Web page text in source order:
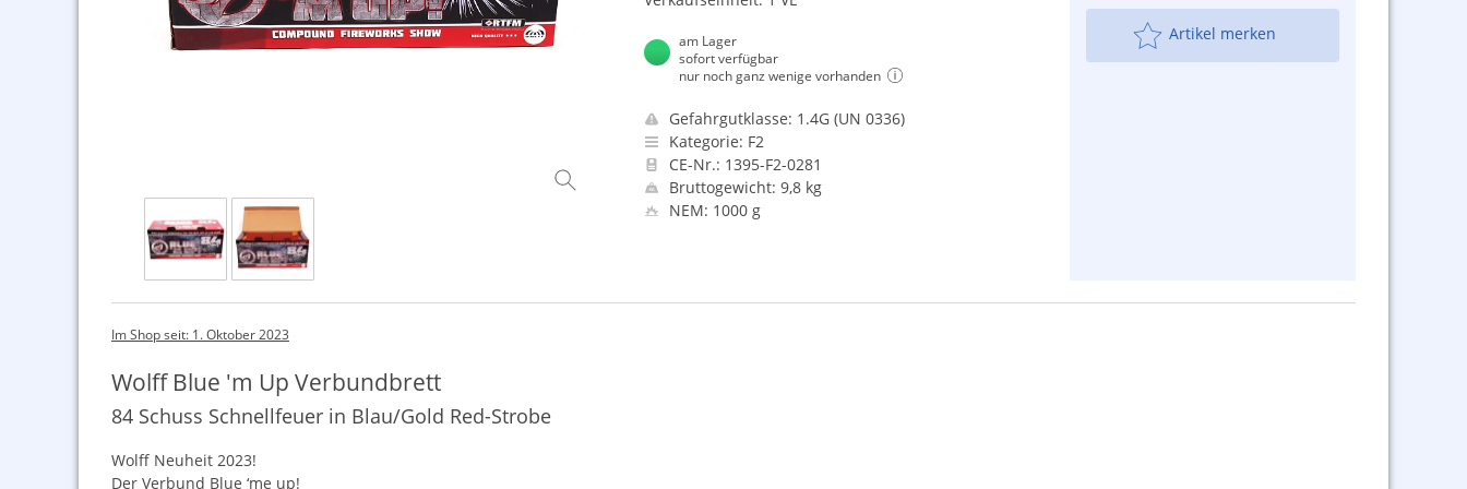
am Lager
sofort verfügbar
nur noch ganz wenige vorhanden
Gefahrgutklasse: 1.4G (UN 0336)
Kategorie: F2
CE-Nr.: 1395-F2-0281
Bruttogewicht: 9,8 kg
NEM: 1000 g
Artikel merken
Im Shop seit: 1. Oktober 2023
Wolff Blue 'm Up Verbundbrett
84 Schuss Schnellfeuer in Blau/Gold Red-Strobe
Wolff Neuheit 2023!
Der Verbund Blue ‘me up!